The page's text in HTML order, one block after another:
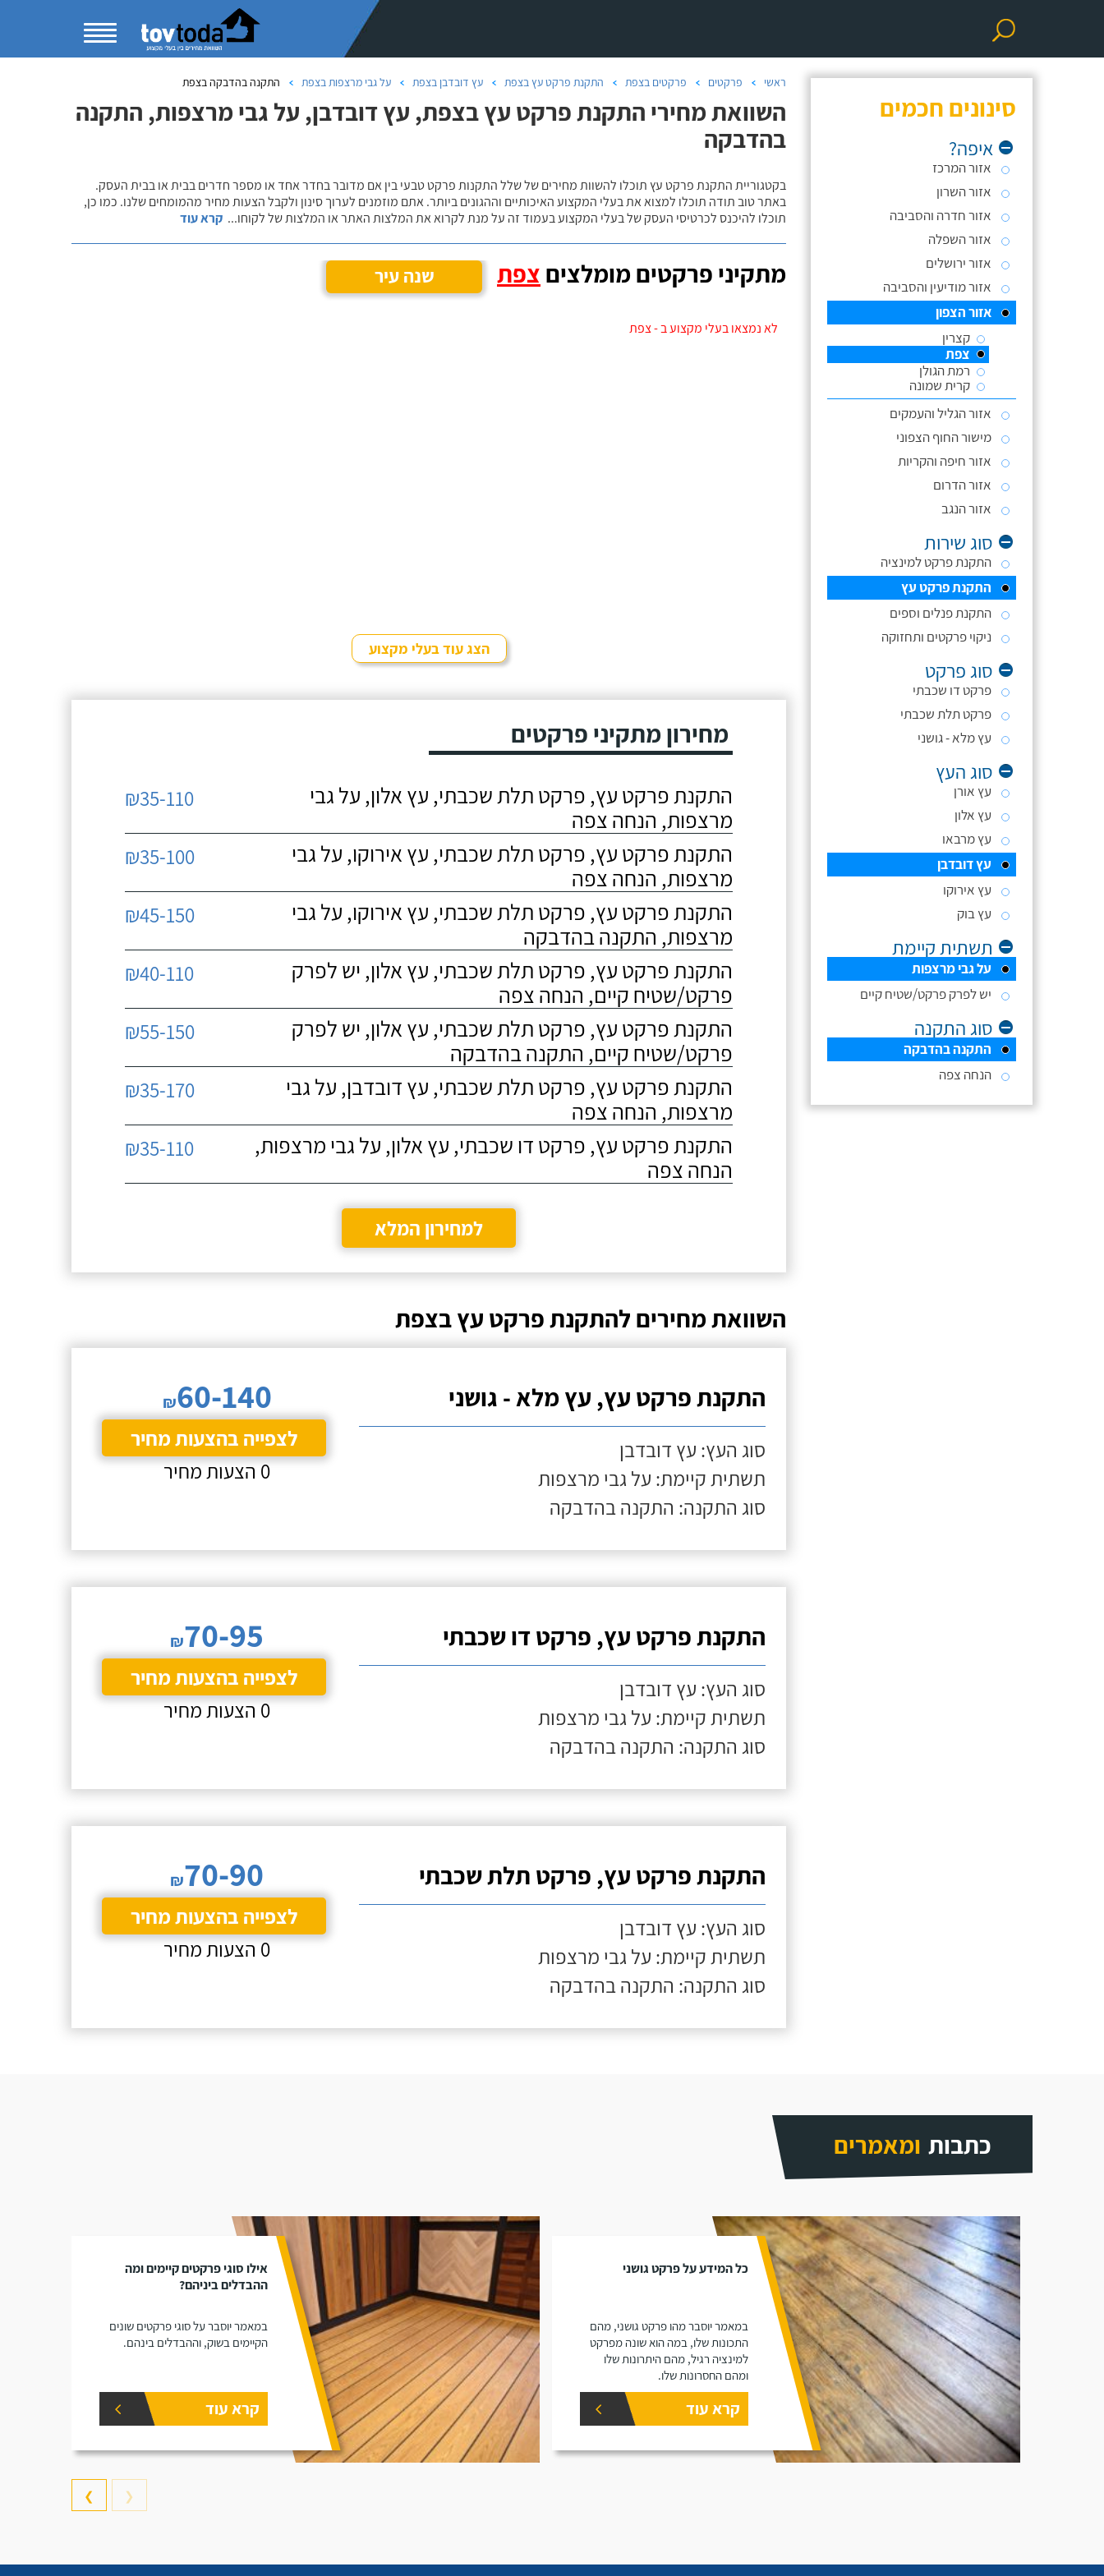
סינונים חכמים
איפה?
אזור המרכז
אזור השרון
אזור חדרה והסביבה
אזור השפלה
אזור ירושלים
אזור מודיעין והסביבה
אזור הצפון
קצרין
צפת
רמת הגולן
קרית שמונה
אזור הגליל והעמקים
מישור החוף הצפוני
אזור חיפה והקריות
אזור הדרום
אזור הנגב
סוג שירות
התקנת פרקט למינציה
התקנת פרקט עץ
התקנת פנלים וספים
ניקוי פרקטים ותחזוקה
סוג פרקט
פרקט דו שכבתי
פרקט תלת שכבתי
עץ מלא - גושני
סוג העץ
עץ אורן
עץ אלון
עץ מרבאו
עץ דובדבן
עץ אירוקו
עץ בוק
תשתית קיימת
על גבי מרצפות
יש לפרק פרקט/שטיח קיים
סוג התקנה
התקנה בהדבקה
הנחה צפה
ראשי פרקטים פרקטים בצפת התקנת פרקט עץ בצפת עץ דובדבן בצפת על גבי מרצפות בצפת התקנה בהדבקה בצפת
השוואת מחירי התקנת פרקט עץ בצפת, עץ דובדבן, על גבי מרצפות, התקנה
בהדבקה
בקטגוריית התקנת פרקט עץ תוכלו להשוות מחירים של שלל התקנות פרקט טבעי בין אם מדובר בחדר אחד או מספר חדרים בבית או בבית העסק.
באתר טוב תודה תוכלו למצוא את בעלי המקצוע האיכותיים וההגונים ביותר. אתם מוזמנים לערוך סינון ולקבל הצעות מחיר מהמומחים שלנו. כמו כן,
תוכלו להיכנס לכרטיסי העסק של בעלי המקצוע בעמוד זה על מנת לקרוא את המלצות האתר או המלצות של לקוחו... קרא עוד
מתקיני פרקטים מומלצים צפת שנה עיר
לא נמצאו בעלי מקצוע ב - צפת
הצג עוד בעלי מקצוע
מחירון מתקיני פרקטים
התקנת פרקט עץ, פרקט תלת שכבתי, עץ אלון, על גבי
מרצפות, הנחה צפה
₪35-110
התקנת פרקט עץ, פרקט תלת שכבתי, עץ אירוקו, על גבי
מרצפות, הנחה צפה
₪35-100
התקנת פרקט עץ, פרקט תלת שכבתי, עץ אירוקו, על גבי
מרצפות, התקנה בהדבקה
₪45-150
התקנת פרקט עץ, פרקט תלת שכבתי, עץ אלון, יש לפרק
פרקט/שטיח קיים, הנחה צפה
₪40-110
התקנת פרקט עץ, פרקט תלת שכבתי, עץ אלון, יש לפרק
פרקט/שטיח קיים, התקנה בהדבקה
₪55-150
התקנת פרקט עץ, פרקט תלת שכבתי, עץ דובדבן, על גבי
מרצפות, הנחה צפה
₪35-170
התקנת פרקט עץ, פרקט דו שכבתי, עץ אלון, על גבי מרצפות,
הנחה צפה
₪35-110
למחירון המלא
השוואת מחירים להתקנת פרקט עץ בצפת
התקנת פרקט עץ, עץ מלא - גושני
סוג העץ: עץ דובדבן
תשתית קיימת: על גבי מרצפות
סוג התקנה: התקנה בהדבקה
₪60-140
לצפייה בהצעות מחיר
0 הצעות מחיר
התקנת פרקט עץ, פרקט דו שכבתי
סוג העץ: עץ דובדבן
תשתית קיימת: על גבי מרצפות
סוג התקנה: התקנה בהדבקה
₪70-95
לצפייה בהצעות מחיר
0 הצעות מחיר
התקנת פרקט עץ, פרקט תלת שכבתי
סוג העץ: עץ דובדבן
תשתית קיימת: על גבי מרצפות
סוג התקנה: התקנה בהדבקה
₪70-90
לצפייה בהצעות מחיר
0 הצעות מחיר
כתבות ומאמרים
כל המידע על פרקט גושני
במאמר יוסבר מהו פרקט גושני, מהם
התכונות שלו, במה הוא שונה מפרקט
למינציה רגיל, מהם היתרונות שלו
ומהם החסרונות שלו.
קרא עוד
אילו סוגי פרקטים קיימים ומה
ההבדלים ביניהם?
במאמר יוסבר על סוגי פרקטים שונים
הקיימים בשוק, וההבדלים בינהם.
קרא עוד
❮
❯